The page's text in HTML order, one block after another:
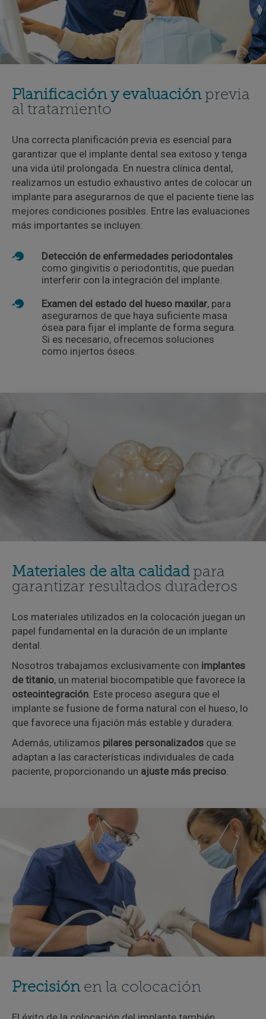
Planificación y evaluaciónprevia
al tratamiento
Una correcta planificación previa es esencial para
garantizar que el implante dental sea exitoso y tenga
una vida útil prolongada. En nuestra clínica dental,
realizamos un estudio exhaustivo antes de colocar un
implante para asegurarnos de que el paciente tiene las
mejores condiciones posibles. Entre las evaluaciones
más importantes se incluyen:
Detección de enfermedades periodontales
como gingivitis o periodontitis, que puedan
interferir con la integración del implante.
Examen del estado del hueso maxilar, para
asegurarnos de que haya suficiente masa
ósea para fijar el implante de forma segura.
Si es necesario, ofrecemos soluciones
como injertos óseos.
Materiales de alta calidadpara
garantizar resultados duraderos
Los materiales utilizados en la colocación juegan un
papel fundamental en la duración de un implante
dental.
Nosotros trabajamos exclusivamente con implantes
de titanio, un material biocompatible que favorece la
osteointegración. Este proceso asegura que el
implante se fusione de forma natural con el hueso, lo
que favorece una fijación más estable y duradera.
Además, utilizamos pilares personalizados que se
adaptan a las características individuales de cada
paciente, proporcionando un ajuste más preciso.
Precisión en la colocación